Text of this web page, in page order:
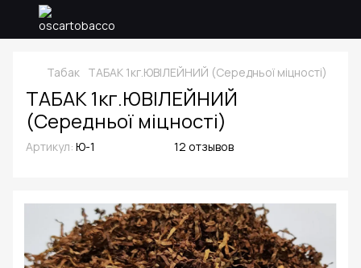
Табак ТАБАК 1кг.ЮВІЛЕЙНИЙ (Середньої міцності)
ТАБАК 1кг.ЮВІЛЕЙНИЙ
(Середньої міцності)
Артикул: Ю-1 12 отзывов